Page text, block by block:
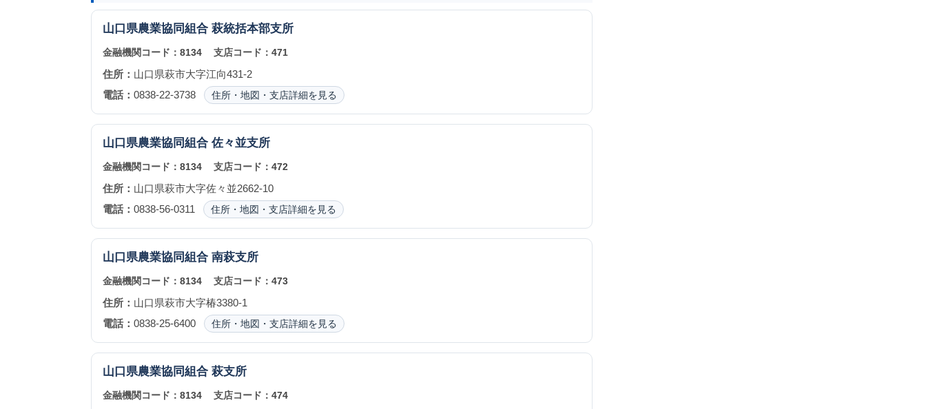
山口県農業協同組合 萩統括本部支所
金融機関コード： 8134 支店コード： 471
住所： 山口県萩市大字江向431-2
電話： 0838-22-3738 住所・地図・支店詳細を見る
山口県農業協同組合 佐々並支所
金融機関コード： 8134 支店コード： 472
住所： 山口県萩市大字佐々並2662-10
電話： 0838-56-0311 住所・地図・支店詳細を見る
山口県農業協同組合 南萩支所
金融機関コード： 8134 支店コード： 473
住所： 山口県萩市大字椿3380-1
電話： 0838-25-6400 住所・地図・支店詳細を見る
山口県農業協同組合 萩支所
金融機関コード： 8134 支店コード： 474